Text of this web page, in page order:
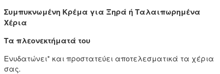
Συμπυκνωμένη Κρέμα για Ξηρά ή Ταλαιπωρημένα
Χέρια
Τα πλεονεκτήματά του
Ενυδατώνει* και προστατεύει αποτελεσματικά τα χέρια
σας.